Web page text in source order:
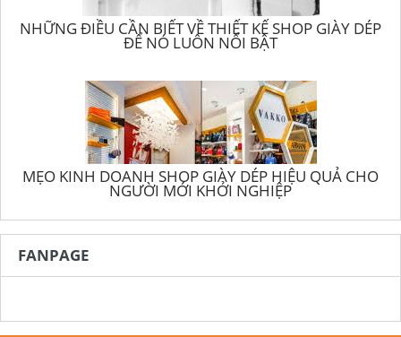
NHỮNG ĐIỀU CẦN BIẾT VỀ THIẾT KẾ SHOP GIÀY DÉP
ĐỂ NÓ LUÔN NỔI BẬT
MẸO KINH DOANH SHOP GIÀY DÉP HIỆU QUẢ CHO
NGƯỜI MỚI KHỞI NGHIỆP
FANPAGE